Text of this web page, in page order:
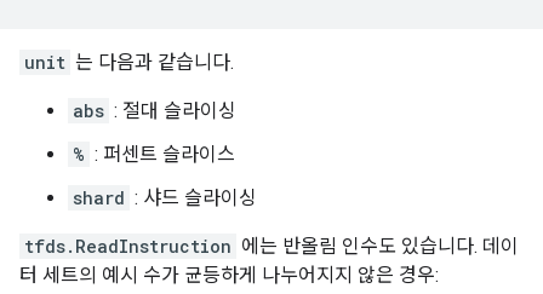
unit 는 다음과 같습니다.
abs : 절대 슬라이싱
% : 퍼센트 슬라이스
shard : 샤드 슬라이싱
tfds.ReadInstruction 에는 반올림 인수도 있습니다. 데이
터 세트의 예시 수가 균등하게 나누어지지 않은 경우: